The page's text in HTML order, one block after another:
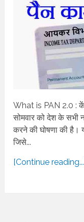
What is PAN 2.0 :
सोमवार को देश के सभी
करने की घोषणा की है।
जिसे...
[Continue